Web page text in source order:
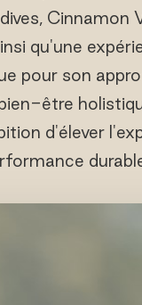
Cinnamon
qu'une
pour son
être
d'élever